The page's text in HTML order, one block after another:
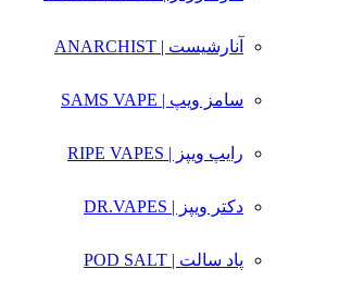
آنارشیست | ANARCHIST
سامز ویپ | SAMS VAPE
رایپ ویپز | RIPE VAPES
دکتر ویپز | DR.VAPES
پاد سالت | POD SALT